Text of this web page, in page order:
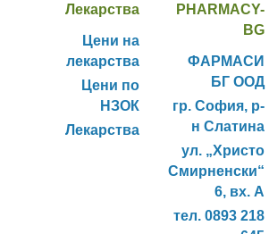
Лекарства
Цени на
лекарства
Цени по
НЗОК
Лекарства
PHARMACY-
BG
ФАРМАСИ
БГ ООД
гр. София, р-
н Слатина
ул. „Христо
Смирненски“
6, вх. А
тел. 0893 218